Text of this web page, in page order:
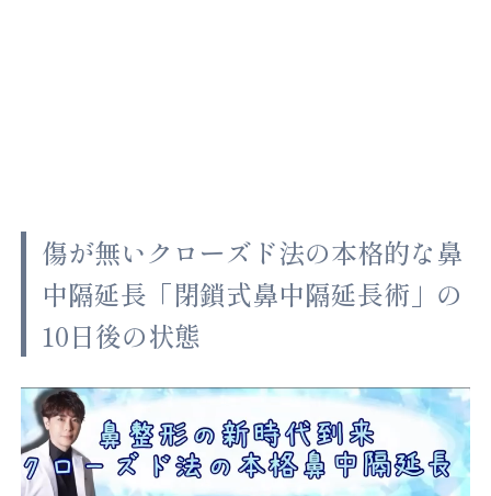
傷が無いクローズド法の本格的な鼻
中隔延長「閉鎖式鼻中隔延長術」の
10日後の状態